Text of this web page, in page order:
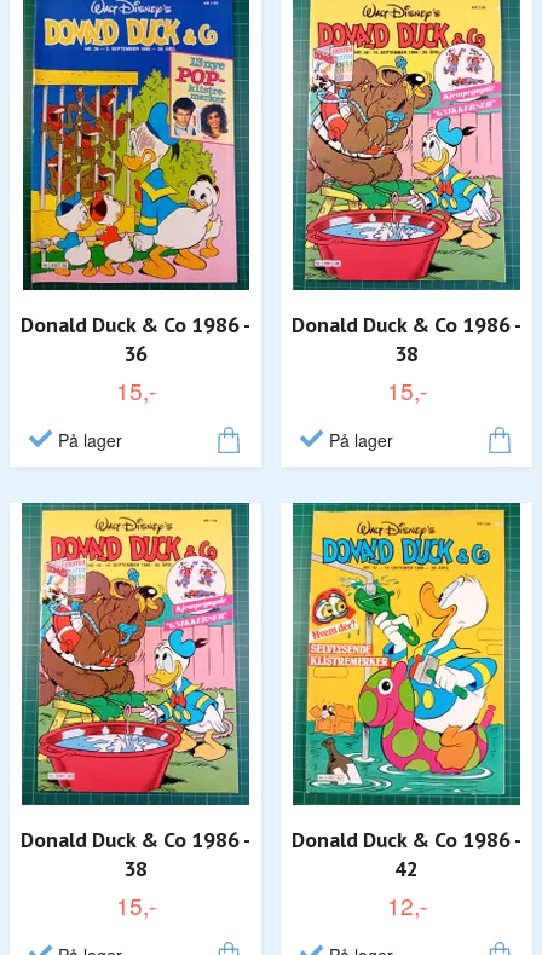
Donald Duck & Co 1986 -
36
15,-
På lager
Donald Duck & Co 1986 -
38
15,-
På lager
Donald Duck & Co 1986 -
38
15,-
Donald Duck & Co 1986 -
42
12,-